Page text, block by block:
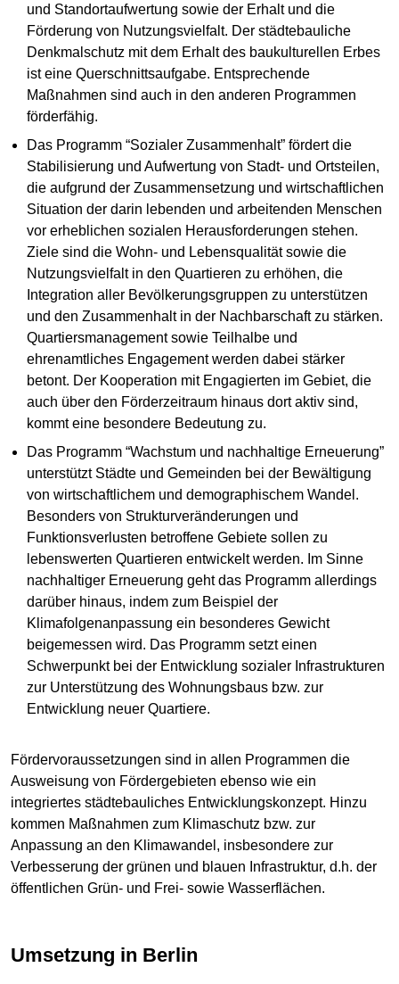
und Standortaufwertung sowie der Erhalt und die
Förderung von Nutzungsvielfalt. Der städtebauliche
Denkmalschutz mit dem Erhalt des baukulturellen Erbes
ist eine Querschnittsaufgabe. Entsprechende
Maßnahmen sind auch in den anderen Programmen
förderfähig.
Das Programm “Sozialer Zusammenhalt” fördert die
Stabilisierung und Aufwertung von Stadt- und Ortsteilen,
die aufgrund der Zusammensetzung und wirtschaftlichen
Situation der darin lebenden und arbeitenden Menschen
vor erheblichen sozialen Herausforderungen stehen.
Ziele sind die Wohn- und Lebensqualität sowie die
Nutzungsvielfalt in den Quartieren zu erhöhen, die
Integration aller Bevölkerungsgruppen zu unterstützen
und den Zusammenhalt in der Nachbarschaft zu stärken.
Quartiersmanagement sowie Teilhalbe und
ehrenamtliches Engagement werden dabei stärker
betont. Der Kooperation mit Engagierten im Gebiet, die
auch über den Förderzeitraum hinaus dort aktiv sind,
kommt eine besondere Bedeutung zu.
Das Programm “Wachstum und nachhaltige Erneuerung”
unterstützt Städte und Gemeinden bei der Bewältigung
von wirtschaftlichem und demographischem Wandel.
Besonders von Strukturveränderungen und
Funktionsverlusten betroffene Gebiete sollen zu
lebenswerten Quartieren entwickelt werden. Im Sinne
nachhaltiger Erneuerung geht das Programm allerdings
darüber hinaus, indem zum Beispiel der
Klimafolgenanpassung ein besonderes Gewicht
beigemessen wird. Das Programm setzt einen
Schwerpunkt bei der Entwicklung sozialer Infrastrukturen
zur Unterstützung des Wohnungsbaus bzw. zur
Entwicklung neuer Quartiere.
Fördervoraussetzungen sind in allen Programmen die
Ausweisung von Fördergebieten ebenso wie ein
integriertes städtebauliches Entwicklungskonzept. Hinzu
kommen Maßnahmen zum Klimaschutz bzw. zur
Anpassung an den Klimawandel, insbesondere zur
Verbesserung der grünen und blauen Infrastruktur, d.h. der
öffentlichen Grün- und Frei- sowie Wasserflächen.
Umsetzung in Berlin